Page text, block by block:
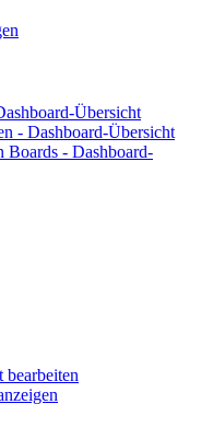
Übersicht
- Dashboard-Übersicht
Boards - Dashboard-
bearbeiten